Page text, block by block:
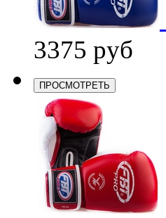
3375 руб
ПРОСМОТРЕТЬ